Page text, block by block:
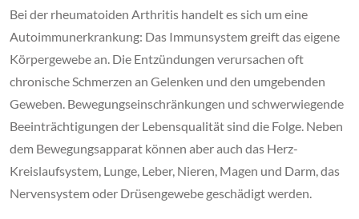
Bei der rheumatoiden Arthritis handelt es sich um eine
Autoimmunerkrankung: Das Immunsystem greift das eigene
Körpergewebe an. Die Entzündungen verursachen oft
chronische Schmerzen an Gelenken und den umgebenden
Geweben. Bewegungseinschränkungen und schwerwiegende
Beeinträchtigungen der Lebensqualität sind die Folge. Neben
dem Bewegungsapparat können aber auch das Herz-
Kreislaufsystem, Lunge, Leber, Nieren, Magen und Darm, das
Nervensystem oder Drüsengewebe geschädigt werden.